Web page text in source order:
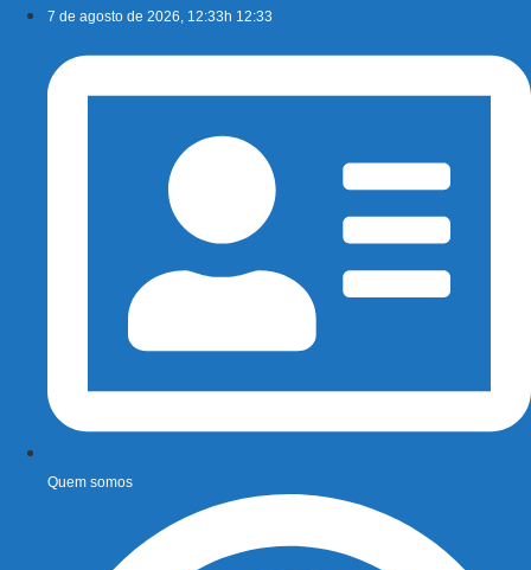
conteúdo
7 de agosto de 2026, 12:33h 12:33
Quem somos